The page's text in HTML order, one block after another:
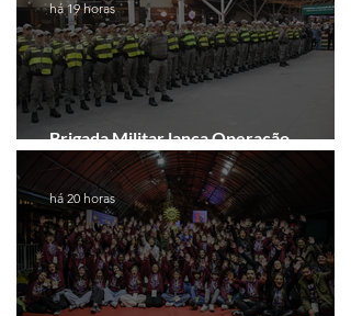
Brigada Militar lança Operação
Convergência na Região das Hortênsias
há 19 horas
há 20 horas